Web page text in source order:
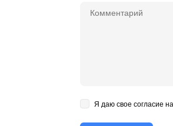
Я даю свое согласие